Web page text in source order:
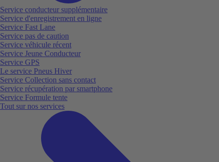
Service conducteur supplémentaire
Service d'enregistrement en ligne
Service Fast Lane
Service pas de caution
Service véhicule récent
Service Jeune Conducteur
Service GPS
Le service Pneus Hiver
Service Collection sans contact
Service récupération par smartphone
Service Formule tente
Tout sur nos services